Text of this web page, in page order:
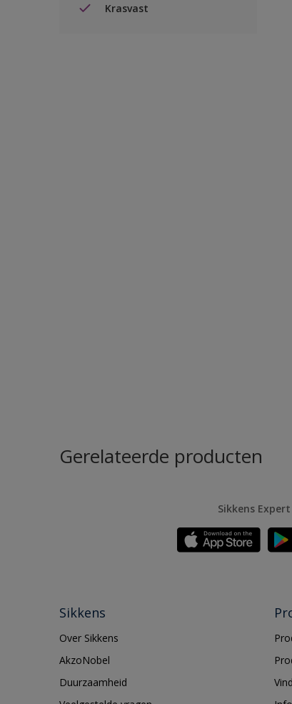
Krasvast
Gerelateerde producten
Sikkens
Sikkens
Over Sikkens
AkzoNobel
Duurzaamheid